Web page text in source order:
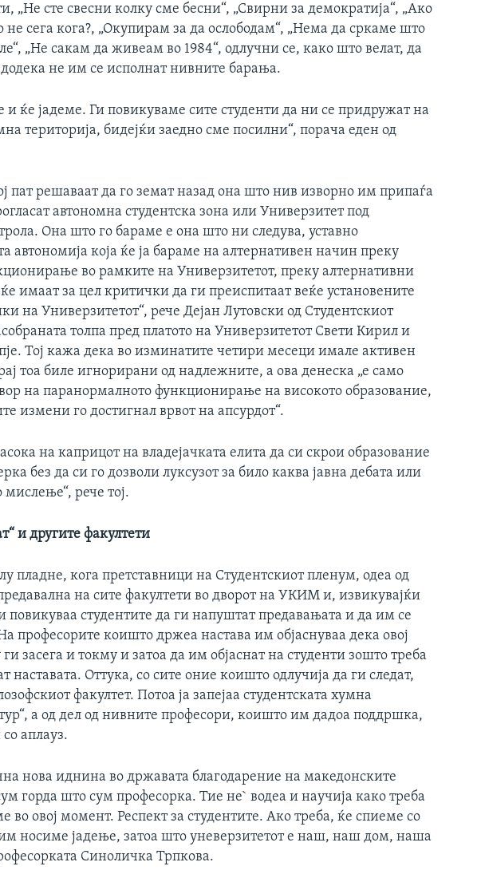
„Не сте свесни колку сме бесни“, „Свирни за демократија“, „Ако
не сега кога?, „Окупирам за да ослободам“, „Нема да сркаме што
„Не сакам да живеам во 1984“, одлучни се, како што велат, да
додека не им се исполнат нивните барања.
и ќе јадеме. Ги повикуваме сите студенти да ни се придружат на
територија, бидејќи заедно сме посилни“, порача еден од
пат решаваат да го земат назад она што нив изворно им припаѓа
автономна студентска зона или Универзитет под
Она што го бараме е она што ни следува, уставно
автономија која ќе ја бараме на алтернативен начин преку
во рамките на Универзитетот, преку алтернативни
имаат за цел критички да ги преиспитаат веќе установените
на Универзитетот“, рече Дејан Лутовски од Студентскиот
толпа пред платото на Универзитетот Свети Кирил и
Тој кажа дека во изминатите четири месеци имале активен
тоа биле игнорирани од надлежните, а ова денеска „е само
на паранормалното функционирање на високото образование,
измени го достигнал врвот на апсурдот“.
на каприцот на владејачката елита да си скрои образование
без да си го дозволи луксузот за било каква јавна дебата или
мислење“, рече тој.
и другите факултети
пладне, кога претставници на Студентскиот пленум, одеа од
на сите факултети во дворот на УКИМ и, извикувајќи
повикуваа студентите да ги напуштат предавањата и да им се
професорите коишто држеа настава им објаснуваа дека овој
засега и токму и затоа да им објаснат на студенти зошто треба
наставата. Оттука, со сите оние коишто одлучија да ги следат,
факултет. Потоа ја запејаа студентската хумна
а од дел од нивните професори, коишто им дадоа поддршка,
аплауз.
нова иднина во државата благодарение на македонските
горда што сум професорка. Тие не` водеа и научија како треба
во овој момент. Респект за студентите. Ако треба, ќе спиеме со
носиме јадење, затоа што уневерзитетот е наш, наш дом, наша
Синоличка Трпкова.